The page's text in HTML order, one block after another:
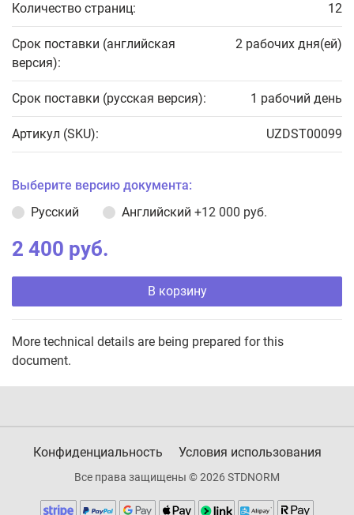
Количество страниц: 12
Срок поставки (английская
версия):
2 рабочих дня(ей)
Срок поставки (русская версия): 1 рабочий день
Артикул (SKU): UZDST00099
Выберите версию документа:
Русский
Английский +12 000 руб.
2 400 руб.
В корзину
More technical details are being prepared for this
document.
Конфиденциальность Условия использования
Все права защищены © 2026 STDNORM